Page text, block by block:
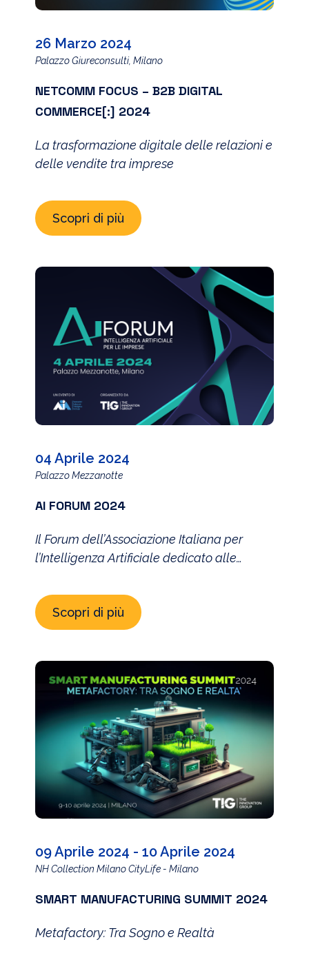
26 Marzo 2024
Palazzo Giureconsulti, Milano
NETCOMM FOCUS – B2B DIGITAL
COMMERCE[:] 2024
La trasformazione digitale delle relazioni e
delle vendite tra imprese
Scopri di più
04 Aprile 2024
Palazzo Mezzanotte
AI FORUM 2024
Il Forum dell’Associazione Italiana per
l’Intelligenza Artificiale dedicato alle
Scopri di più
09 Aprile 2024 - 10 Aprile 2024
NH Collection Milano CityLife - Milano
SMART MANUFACTURING SUMMIT 2024
Metafactory: Tra Sogno e Realtà